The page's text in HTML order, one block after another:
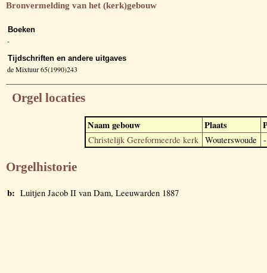
Bronvermelding van het (kerk)gebouw
Boeken
-
Tijdschriften en andere uitgaves
de Mixtuur 65(1990)243
Orgel locaties
Naam gebouw Plaats
Christelijk Gereformeerde kerk Wouterswoude -
Orgelhistorie
b: Luitjen Jacob II van Dam, Leeuwarden 1887